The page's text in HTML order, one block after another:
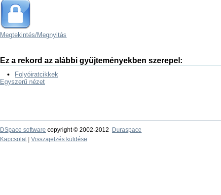
Megtekintés/Megnyitás
Ez a rekord az alábbi gyűjteményekben szerepel:
Folyóiratcikkek
Egyszerű nézet
DSpace software copyright © 2002-2012
Duraspace
Kapcsolat| Visszajelzés küldése